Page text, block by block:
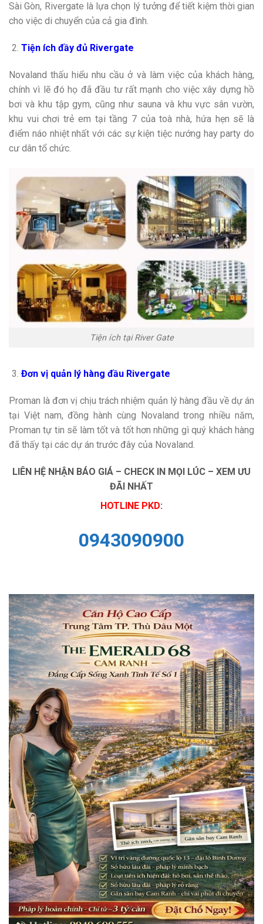
Sài Gòn, Rivergate là lựa chọn lý tưởng để tiết kiệm thời gian
cho việc di chuyển của cả gia đình.
Tiện ích đầy đủ Rivergate
Novaland thấu hiểu nhu cầu ở và làm việc của khách hàng,
chính vì lẽ đó họ đã đầu tư rất mạnh cho việc xây dựng hồ
bơi và khu tập gym, cũng như sauna và khu vực sân vườn,
khu vui chơi trẻ em tại tầng 7 của toà nhà, hứa hẹn sẽ là
điểm náo nhiệt nhất với các sự kiện tiệc nướng hay party do
cư dân tổ chức.
Tiện ích tại River Gate
Đơn vị quản lý hàng đầu Rivergate
Proman là đơn vị chịu trách nhiệm quản lý hàng đầu về dự án
tại Việt nam, đồng hành cùng Novaland trong nhiều năm,
Proman tự tin sẽ làm tốt và tốt hơn những gì quý khách hàng
đã thấy tại các dự án trước đây của Novaland.
LIÊN HỆ NHẬN BÁO GIÁ – CHECK IN MỌI LÚC – XEM ƯU
ĐÃI NHẤT
HOTLINE PKD:
0943090900